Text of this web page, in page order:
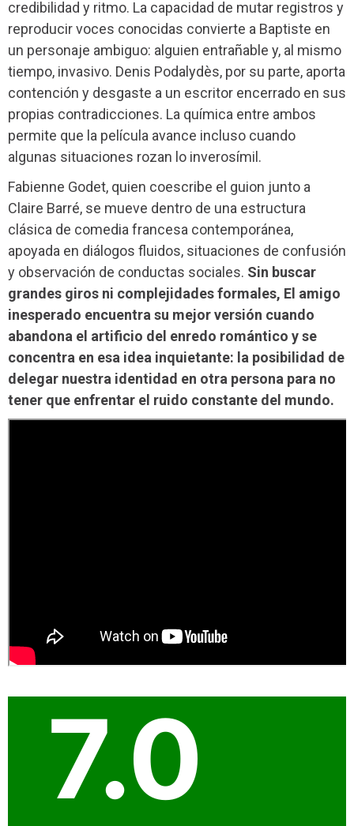
credibilidad y ritmo. La capacidad de mutar registros y
reproducir voces conocidas convierte a Baptiste en
un personaje ambiguo: alguien entrañable y, al mismo
tiempo, invasivo. Denis Podalydès, por su parte, aporta
contención y desgaste a un escritor encerrado en sus
propias contradicciones. La química entre ambos
permite que la película avance incluso cuando
algunas situaciones rozan lo inverosímil.
Fabienne Godet, quien coescribe el guion junto a
Claire Barré, se mueve dentro de una estructura
clásica de comedia francesa contemporánea,
apoyada en diálogos fluidos, situaciones de confusión
y observación de conductas sociales. Sin buscar
grandes giros ni complejidades formales, El amigo
inesperado encuentra su mejor versión cuando
abandona el artificio del enredo romántico y se
concentra en esa idea inquietante: la posibilidad de
delegar nuestra identidad en otra persona para no
tener que enfrentar el ruido constante del mundo.
7.0